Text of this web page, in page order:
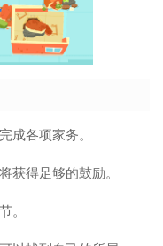
成各项家务。
获得足够的鼓励。
。